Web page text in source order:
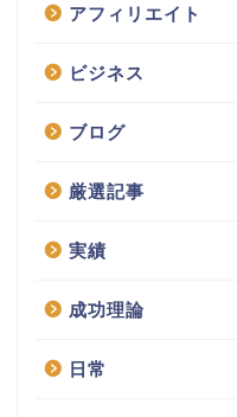
アフィリエイト
ビジネス
ブログ
厳選記事
実績
成功理論
日常